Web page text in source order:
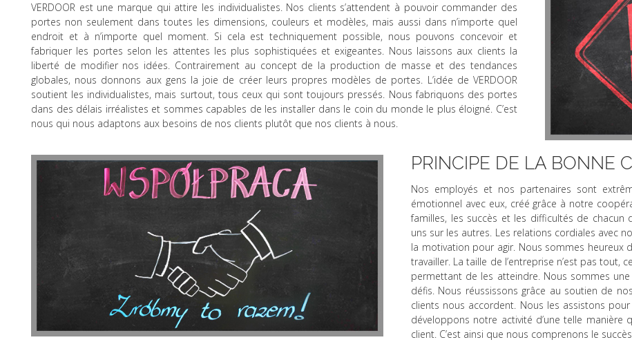
VERDOOR est une marque qui attire les individualistes. Nos clients s’attendent à pouvoir commander des
portes non seulement dans toutes les dimensions, couleurs et modèles, mais aussi dans n’importe quel
endroit et à n’importe quel moment. Si cela est techniquement possible, nous pouvons concevoir et
fabriquer les portes selon les attentes les plus sophistiquées et exigeantes. Nous laissons aux clients la
liberté de modifier nos idées. Contrairement au concept de la production de masse et des tendances
globales, nous donnons aux gens la joie de créer leurs propres modèles de portes. L’idée de VERDOOR
soutient les individualistes, mais surtout, tous ceux qui sont toujours pressés. Nous fabriquons des portes
dans des délais irréalistes et sommes capables de les installer dans le coin du monde le plus éloigné. C’est
nous qui nous adaptons aux besoins de nos clients plutôt que nos clients à nous.
PRINCIPE DE LA BONNE
Nos employés et nos partenaires sont
émotionnel avec eux, créé grâce à notre
familles, les succès et les difficultés de chacun
uns sur les autres. Les relations cordiales avec
la motivation pour agir. Nous sommes
travailler. La taille de l’entreprise n’est pas
permettant de les atteindre. Nous sommes
défis. Nous réussissons grâce au soutien de
clients nous accordent. Nous les assistons
développons notre activité d’une telle
client. C’est ainsi que nous comprenons le